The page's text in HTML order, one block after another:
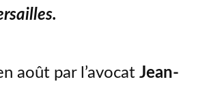
août par l’avocat Jean-